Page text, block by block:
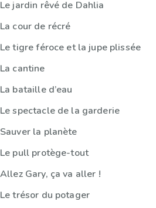
Le jardin rêvé de Dahlia
La cour de récré
Le tigre féroce et la jupe plissée
La cantine
La bataille d’eau
Le spectacle de la garderie
Sauver la planète
Le pull protège-tout
Allez Gary, ça va aller !
Le trésor du potager